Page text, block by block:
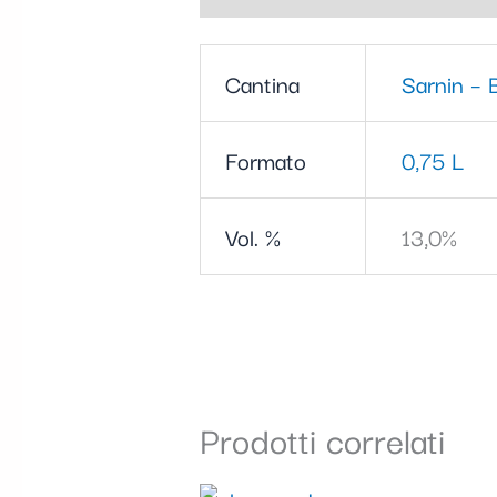
Cantina Sarnin –
Formato 0,75 L
Vol. % 13,0%
Prodotti correlati